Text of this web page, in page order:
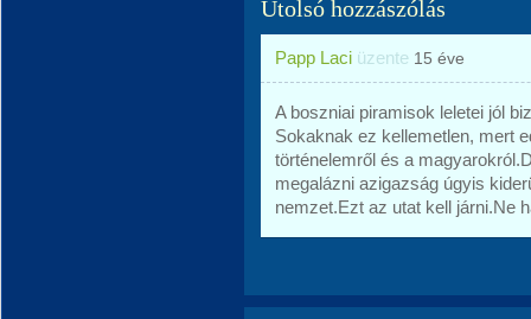
Utolsó hozzászólás
Papp Laci üzente 15 éve
A boszniai piramisok leletei jól
Sokaknak ez kellemetlen, mert
történelemről és a
megalázni azigazság úgyis
nemzet.Ezt az utat kell járni.Ne